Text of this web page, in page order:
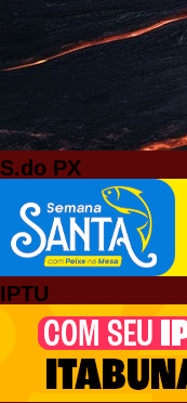
S.do PX
IPTU